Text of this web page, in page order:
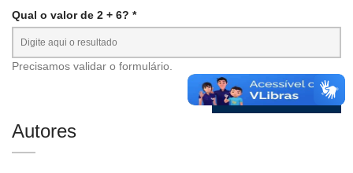
Qual o valor de 2 + 6? *
Precisamos validar o formulário.
Autores